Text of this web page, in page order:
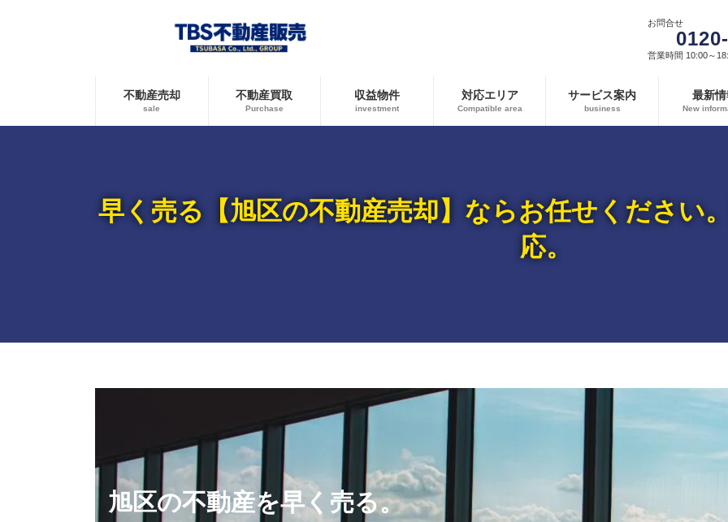
キ
に
お問合せ
営業時間 10:00～
不動産売却
sale
不動産買取
Purchase
収益物件
investment
対応エリア
Compatible area
サービス案内
business
最新
New
早く売る【旭区の不動産売却】ならお任せください
応。
旭区の不動産を早く売る。